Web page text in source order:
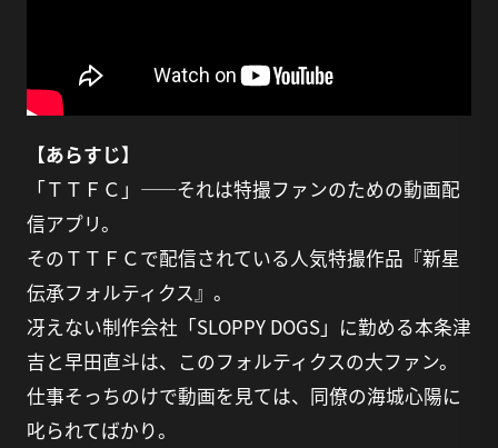
【あらすじ】
「ＴＴＦＣ」――それは特撮ファンのための動画配
信アプリ。
そのＴＴＦＣで配信されている人気特撮作品『新星
伝承フォルティクス』。
冴えない制作会社「SLOPPY DOGS」に勤める本条津
吉と早田直斗は、このフォルティクスの大ファン。
仕事そっちのけで動画を見ては、同僚の海城心陽に
叱られてばかり。